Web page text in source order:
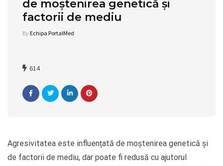
de moștenirea genetică și
factorii de mediu
By Echipa PortalMed
614
Agresivitatea este influențată de moștenirea genetică și
de factorii de mediu, dar poate fi redusă cu ajutorul